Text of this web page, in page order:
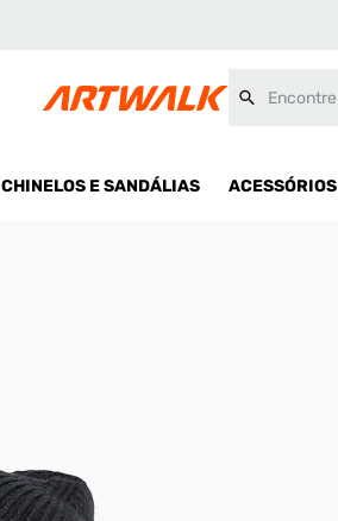
CHINELOS E SANDÁLIAS ACESSÓRIOS